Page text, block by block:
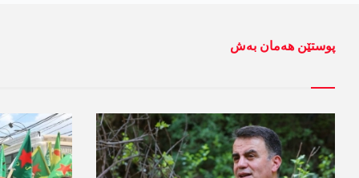
پوستێن ھەمان بەش